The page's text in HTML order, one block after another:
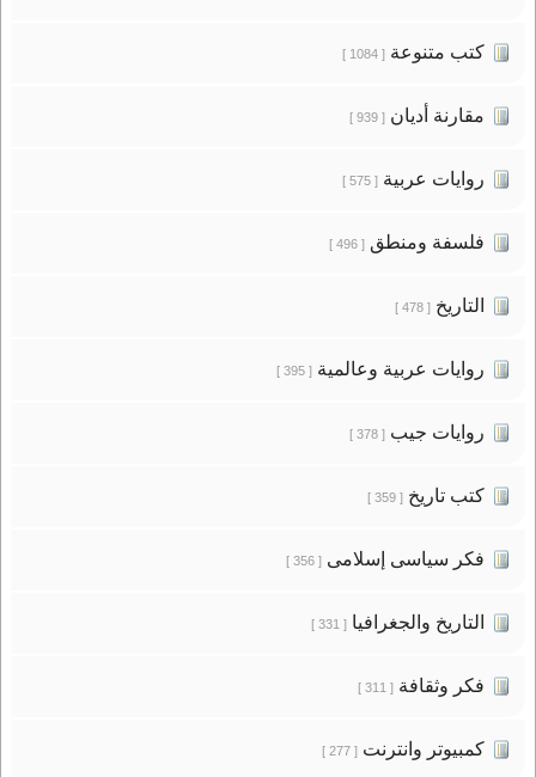
كتب متنوعة[ 1084 ]
مقارنة أديان[ 939 ]
روايات عربية[ 575 ]
فلسفة ومنطق[ 496 ]
التاريخ[ 478 ]
روايات عربية وعالمية[ 395 ]
روايات جيب[ 378 ]
كتب تاريخ[ 359 ]
فكر سياسى إسلامى[ 356 ]
التاريخ والجغرافيا[ 331 ]
فكر وثقافة[ 311 ]
كمبيوتر وانترنت[ 277 ]